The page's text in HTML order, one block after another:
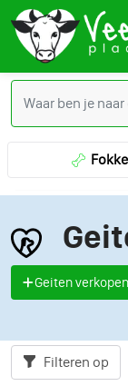
Geiten verkopen
Filteren op